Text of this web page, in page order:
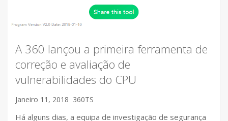
A 360 lançou a primeira ferramenta de
correção e avaliação de
vulnerabilidades do CPU
Janeiro 11, 2018 360TS
Há alguns dias, a equipa de investigação de segurança